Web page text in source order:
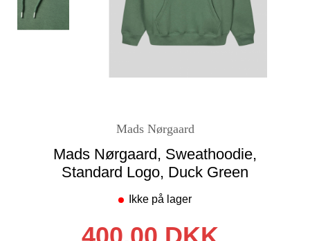
Mads Nørgaard
Mads Nørgaard, Sweathoodie,
Standard Logo, Duck Green
Ikke på lager